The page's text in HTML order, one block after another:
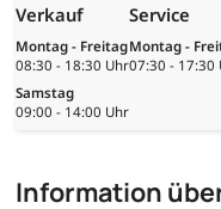
Verkauf
Montag - Freitag
08:30 - 18:30 Uhr
Samstag
09:00 - 14:00 Uhr
Service
Montag -
07:30 - 17:30
Information